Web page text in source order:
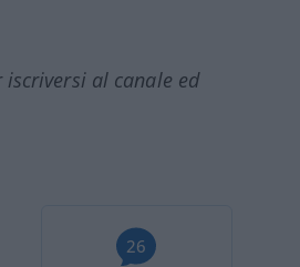
iscriversi al canale ed
26